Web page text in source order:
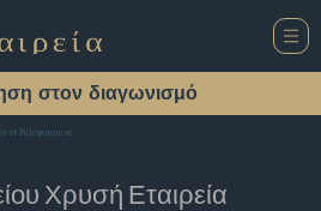
στον διαγωνισμό
Peloponnese
Χρυσή Εταιρεία